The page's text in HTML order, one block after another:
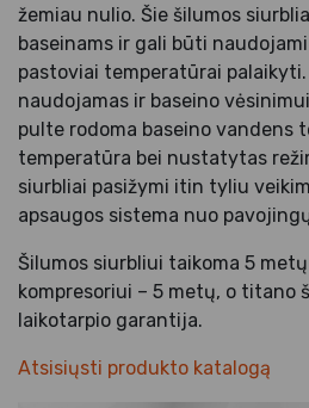
žemiau nulio. Šie šilumos
baseinams ir gali būti
pastoviai temperatūrai
naudojamas ir baseino
pulte rodoma baseino vandens
temperatūra bei nustatytas
siurbliai pasižymi itin tyliu
apsaugos sistema nuo
Šilumos siurbliui taikoma 5
kompresoriui – 5 metų, o titano
laikotarpio garantija.
Atsisiųsti produkto katalogą